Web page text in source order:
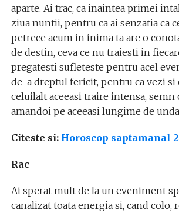
aparte. Ai trac, ca inaintea primei
ziua nuntii, pentru ca ai senzatia ca
petrece acum in inima ta are o
de destin, ceva ce nu traiesti in
pregatesti sufleteste pentru acel
de-a dreptul fericit, pentru ca vezi si
celuilalt aceeasi traire intensa, semn
amandoi pe aceeasi lungime de
Citeste si: Horoscop saptamanal
Rac
Ai sperat mult de la un eveniment
canalizat toata energia si, cand colo,